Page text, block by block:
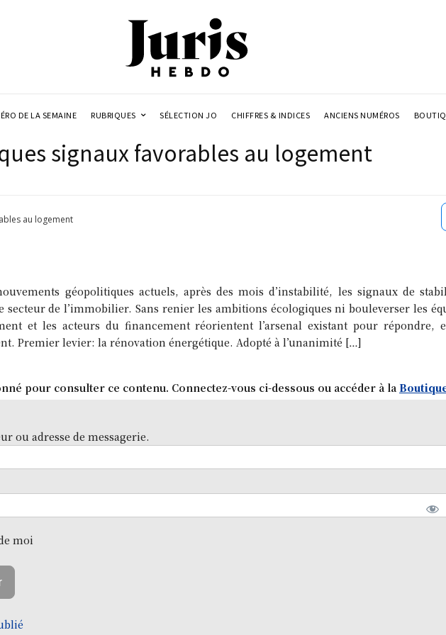
DE LA SEMAINE RUBRIQUES SÉLECTION JO CHIFFRES & INDICES ANCIENS NUMÉROS
signaux favorables au logement
au logement
géopolitiques actuels, après des mois d’instabilité, les signaux de
secteur de l’immobilier. Sans renier les ambitions écologiques ni bouleverser les
et les acteurs du financement réorientent l’arsenal existant pour répondre,
Premier levier: la rénovation énergétique. Adopté à l’unanimité […]
pour consulter ce contenu. Connectez-vous ci-dessous ou accéder à la
ou adresse de messagerie.
moi